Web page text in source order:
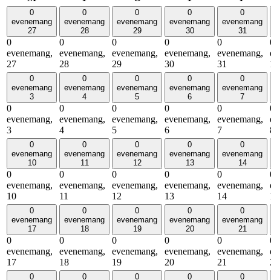
0
evenemang
27
0
evenemang,
27
0
evenemang
28
0
evenemang,
28
0
evenemang
29
0
evenemang,
29
0
evenemang
30
0
evenemang,
30
0
evenemang
31
0
evenemang,
31
0
evenemang
3
0
evenemang,
3
0
evenemang
4
0
evenemang,
4
0
evenemang
5
0
evenemang,
5
0
evenemang
6
0
evenemang,
6
0
evenemang
7
0
evenemang,
7
0
evenemang
10
0
evenemang,
10
0
evenemang
11
0
evenemang,
11
0
evenemang
12
0
evenemang,
12
0
evenemang
13
0
evenemang,
13
0
evenemang
14
0
evenemang,
14
0
evenemang
17
0
evenemang,
17
0
evenemang
18
0
evenemang,
18
0
evenemang
19
0
evenemang,
19
0
evenemang
20
0
evenemang,
20
0
evenemang
21
0
evenemang,
21
0 0 0 0 0